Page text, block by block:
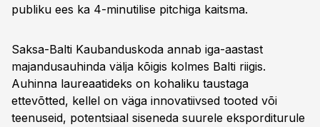
publiku ees ka 4-minutilise pitchiga kaitsma.
Saksa-Balti Kaubanduskoda annab iga-aastast
majandusauhinda välja kõigis kolmes Balti riigis.
Auhinna laureaatideks on kohaliku taustaga
ettevõtted, kellel on väga innovatiivsed tooted või
teenuseid, potentsiaal siseneda suurele eksporditurule